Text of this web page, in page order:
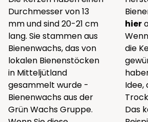
Durchmesser von 13
mm und sind 20-21 cm
lang. Sie stammen aus
Bienenwachs, das von
lokalen Bienenstöcken
in Mitteljütland
gesammelt wurde -
Bienenwachs aus der
Grün Wachs Gruppe.
hier
die
Idee,
Das